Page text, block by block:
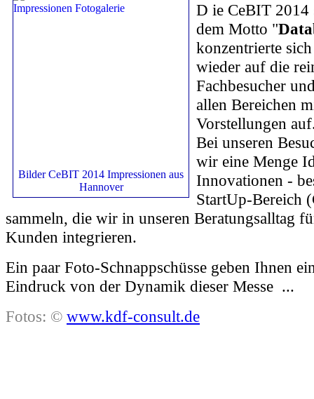
Bilder CeBIT 2014 Impressionen aus
Hannover
D ie CeBIT 2014
dem Motto "
konzentrierte
wieder auf die
Fachbesucher
allen Bereichen
Vorstellungen
Bei unseren
wir eine Menge
Innovationen -
StartUp-Bereich
sammeln, die wir in unseren Beratungsalltag
Kunden integrieren.
Ein paar Foto-Schnappschüsse geben Ihnen
Eindruck von der Dynamik dieser Messe ...
Fotos: © www.kdf-consult.de